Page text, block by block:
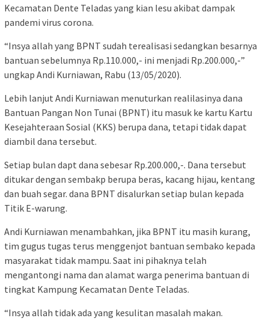
Kecamatan Dente Teladas yang kian lesu akibat dampak
pandemi virus corona.
“Insya allah yang BPNT sudah terealisasi sedangkan besarnya
bantuan sebelumnya Rp.110.000,- ini menjadi Rp.200.000,-”
ungkap Andi Kurniawan, Rabu (13/05/2020).
Lebih lanjut Andi Kurniawan menuturkan realilasinya dana
Bantuan Pangan Non Tunai (BPNT) itu masuk ke kartu Kartu
Kesejahteraan Sosial (KKS) berupa dana, tetapi tidak dapat
diambil dana tersebut.
Setiap bulan dapt dana sebesar Rp.200.000,-. Dana tersebut
ditukar dengan sembakp berupa beras, kacang hijau, kentang
dan buah segar. dana BPNT disalurkan setiap bulan kepada
Titik E-warung.
Andi Kurniawan menambahkan, jika BPNT itu masih kurang,
tim gugus tugas terus menggenjot bantuan sembako kepada
masyarakat tidak mampu. Saat ini pihaknya telah
mengantongi nama dan alamat warga penerima bantuan di
tingkat Kampung Kecamatan Dente Teladas.
“Insya allah tidak ada yang kesulitan masalah makan.